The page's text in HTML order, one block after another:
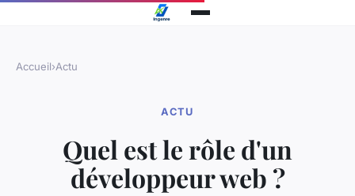
Accueil›Actu
ACTU
Quel est le rôle d'un
développeur web ?